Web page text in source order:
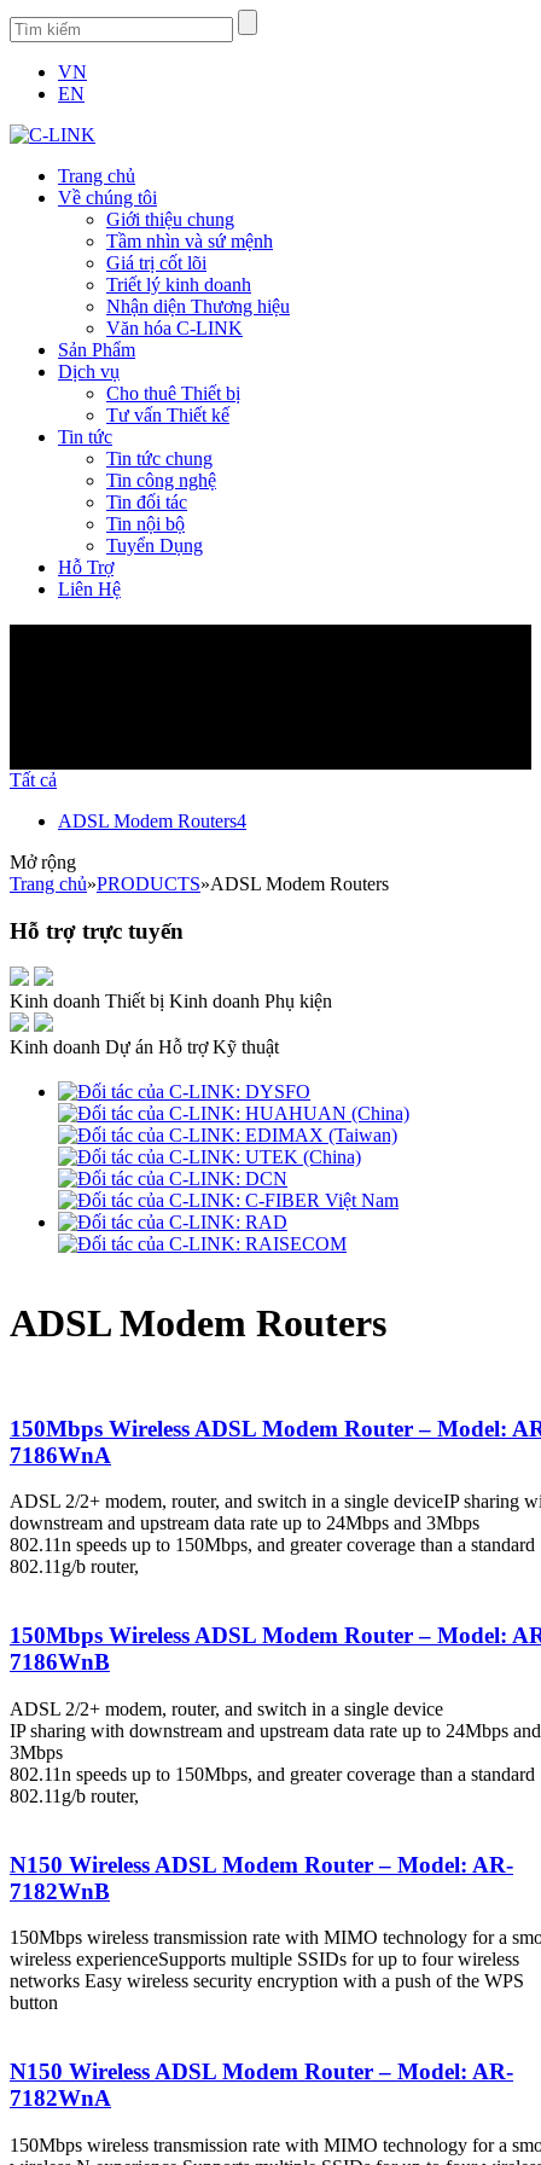
VN
EN
Trang chủ
Về chúng tôi
Giới thiệu chung
Tầm nhìn và sứ mệnh
Giá trị cốt lõi
Triết lý kinh doanh
Nhận diện Thương hiệu
Văn hóa C-LINK
Sản Phẩm
Dịch vụ
Cho thuê Thiết bị
Tư vấn Thiết kế
Tin tức
Tin tức chung
Tin công nghệ
Tin đối tác
Tin nội bộ
Tuyển Dụng
Hỗ Trợ
Liên Hệ
Tất cả
ADSL Modem Routers4
Mở rộng
Trang chủ»PRODUCTS»ADSL Modem Routers
Hỗ trợ trực tuyến
Kinh doanh Thiết bị Kinh doanh Phụ kiện
Kinh doanh Dự án Hỗ trợ Kỹ thuật
ADSL Modem Routers
150Mbps Wireless ADSL Modem Router – Model:
7186WnA
ADSL 2/2+ modem, router, and switch in a single deviceIP sharing
downstream and upstream data rate up to 24Mbps and 3Mbps
802.11n speeds up to 150Mbps, and greater coverage than a standard
802.11g/b router,
150Mbps Wireless ADSL Modem Router – Model:
7186WnB
ADSL 2/2+ modem, router, and switch in a single device
IP sharing with downstream and upstream data rate up to 24Mbps and
3Mbps
802.11n speeds up to 150Mbps, and greater coverage than a standard
802.11g/b router,
N150 Wireless ADSL Modem Router – Model: AR-
7182WnB
150Mbps wireless transmission rate with MIMO technology for a
wireless experienceSupports multiple SSIDs for up to four wireless
networks Easy wireless security encryption with a push of the WPS
button
N150 Wireless ADSL Modem Router – Model: AR-
7182WnA
150Mbps wireless transmission rate with MIMO technology for a